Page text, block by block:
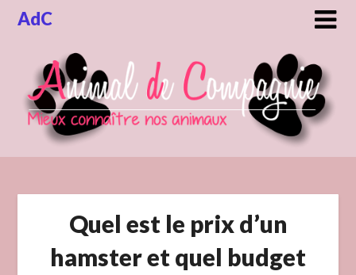
SkipAdC
Quel est le prix d’un
hamster et quel budget